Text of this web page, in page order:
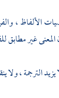
الألفاظ ،
غير مطابق
الترجمة ،